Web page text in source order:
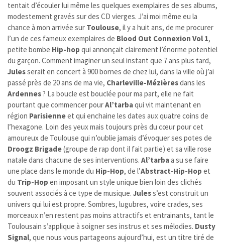
tentait d’écouler lui même les quelques exemplaires de ses albums,
modestement gravés sur des CD vierges. J’ai moi même eu la
chance à mon arrivée sur Toulouse, il y a huit ans, de me procurer
l’un de ces fameux exemplaires de Blood Out Connexion Vol 1,
petite bombe Hip-hop qui annonçait clairement l’énorme potentiel
du garçon. Comment imaginer un seul instant que 7 ans plus tard,
Julesserait en concert à 900 bornes de chez lui, dans la ville où j’ai
passé près de 20 ans de ma vie, Charleville-Mézièresdans les
Ardennes? La boucle est bouclée pour ma part, elle ne fait
pourtant que commencer pourAl’tarbaqui vit maintenant en
région Parisienneet qui enchaine les dates aux quatre coins de
l’hexagone. Loin des yeux mais toujours près du cœur pour cet
amoureux de Toulouse qui n’oublie jamais d’évoquer ses potes de
Droogz Brigade(groupe de rap dont il fait partie) et sa ville rose
natale dans chacune de ses interventions. Al’tarbaa su se faire
une place dans le monde du Hip-Hop, de l’Abstract-Hip-Hop et
du Trip-Hop en imposant un style unique bien loin des clichés
souvent associés à ce type de musique. Juless’est construit un
univers qui lui est propre. Sombres, lugubres, voire crades, ses
morceaux n’en restent pas moins attractifs et entrainants, tant le
Toulousain s’applique à soigner ses instrus et ses mélodies. Dusty
Signal, que nous vous partageons aujourd’hui, est un titre tiré de